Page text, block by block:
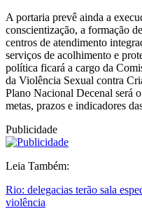
A portaria prevê ainda a
conscientização, a formação
centros de atendimento
serviços de acolhimento e
política ficará a cargo da
da Violência Sexual contra
Plano Nacional Decenal será
metas, prazos e indicadores
Publicidade
Leia Também:
Rio: delegacias terão sala
violência